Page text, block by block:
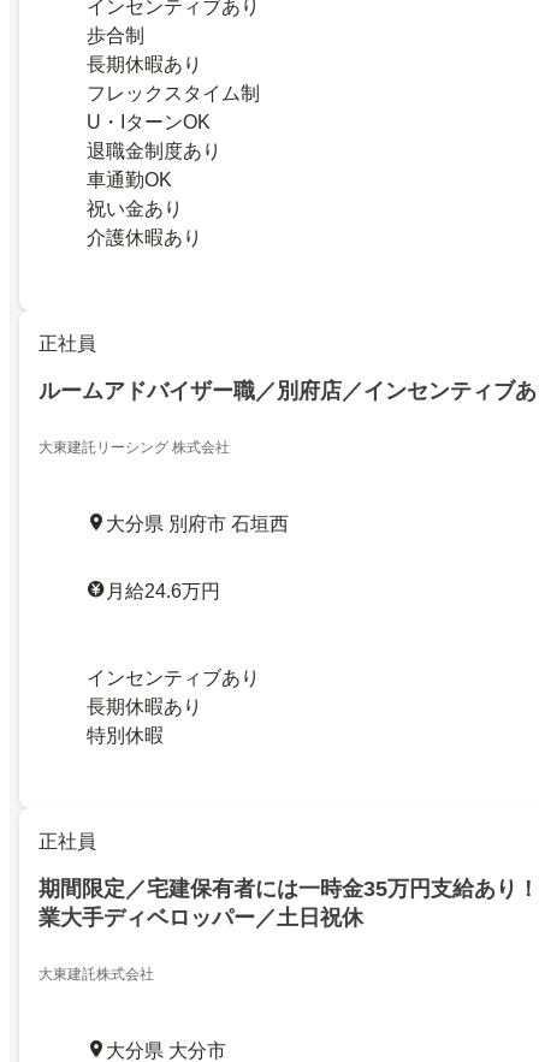
インセンティブあり
歩合制
長期休暇あり
フレックスタイム制
U・IターンOK
退職金制度あり
車通勤OK
祝い金あり
介護休暇あり
正社員
ルームアドバイザー職／別府店／インセンティブ
大東建託リーシング 株式会社
大分県 別府市 石垣西
月給24.6万円
インセンティブあり
長期休暇あり
特別休暇
正社員
期間限定／宅建保有者には一時金35万円支給あり
業大手ディベロッパー／土日祝休
大東建託株式会社
大分県 大分市